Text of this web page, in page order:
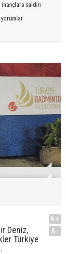
saldırı
yorumlar
Deniz,
Türkiye
A+
A-